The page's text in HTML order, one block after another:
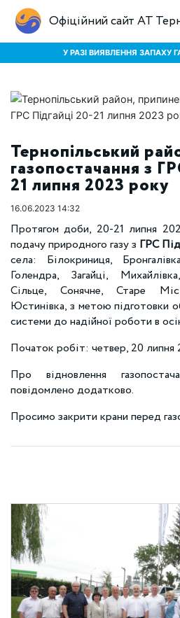
Офіційний сайт АТ
У РАЗІ ВИЯВЛЕННЯ ЗАПАХУ
Тернопільський
газопостачання з
21 липня 2023 року
16.06.2023 14:32
Протягом доби, 20-21 липня
подачу природного газу з ГРС
села: Білокриниця,
Голендра, Загайці,
Сільце, Сонячне, Старе
Юстинівка, з метою підготовки
системи до надійної роботи в
Початок робіт: четвер, 20 липня
Про відновлення
повідомлено додатково.
Просимо закрити крани перед